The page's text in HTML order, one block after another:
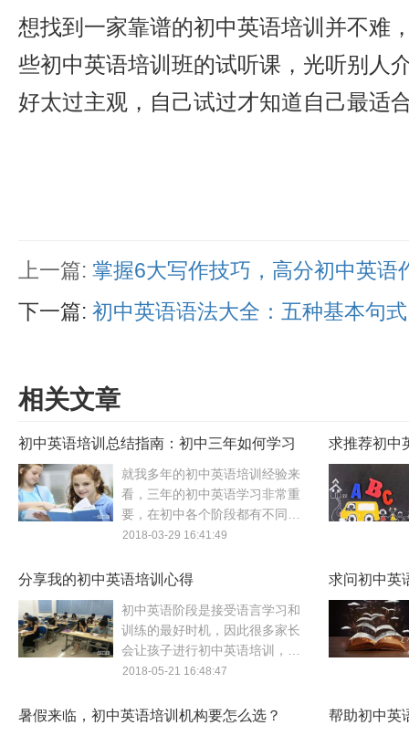
想找到一家靠谱的初中英语培训并不难
些初中英语培训班的试听课，光听别人
好太过主观，自己试过才知道自己最适
上一篇: 掌握6大写作技巧，高分初中英语
下一篇: 初中英语语法大全：五种基本句式
相关文章
初中英语培训总结指南：初中三年如何学习
英语？
就我多年的初中英语培训经验来
看，三年的初中英语学习非常重
要，在初中各个阶段都有不同的
任务。所以初中英语学习必须有
的三个方面来与大家谈一谈。
2018-03-29 16:41:49
求推荐初中
分享我的初中英语培训心得
初中英语阶段是接受语言学习和
训练的最好时机，因此很多家长
会让孩子进行初中英语培训，进
行系统的英语学习。下面来看看
心得，可能会带给你启发。
2018-05-21 16:48:47
求问初中英
暑假来临，初中英语培训机构要怎么选？
帮助初中英